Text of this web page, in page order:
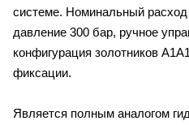
системе. Номинальный
давление 300 бар, ручное
конфигурация золотников
фиксации.
Является полным аналогом